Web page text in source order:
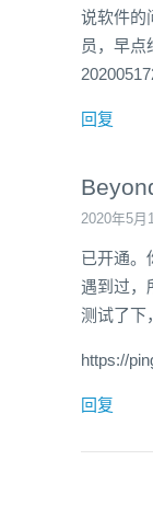
说软件的
员，早点
回复
2020年5月
已开通。
遇到过，
测试了下
https://
回复